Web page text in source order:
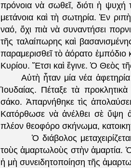
πρόνοια νὰ σωθεῖ, διότι ἡ
μετάνοια καὶ τὴ σωτηρία. Ἐν
ναό, ὄχι πιὰ νὰ συναντήσει
τῆς ταλαίπωρης καὶ
παραμερισθεῖ τὸ ἀόρατο
Κυρίου. Ἔτσι καὶ ἔγινε. Ὁ Θεὸς
Αὐτὴ ἦταν μία νέα
Ἰουδαίας. Πέταξε τὰ
σάκο. Ἀπαρνήθηκε τὶς
Κατόρθωσε νὰ ἀνέλθει σὲ ὕψη
πλέον θεοφόρο σκήνωμα,
Ὁ διάβολος
τοὺς ἁμαρτωλοὺς στὴν ἁμαρτία.
ἡ μὴ συνειδητοποίηση τῆς